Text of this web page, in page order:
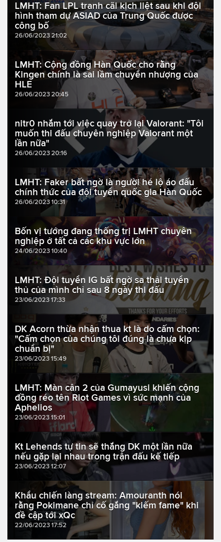
LMHT: Fan LPL tranh cãi kịch liệt sau khi đội
hình tham dự ASIAD của Trung Quốc được
công bố
26/06/2023 21:02
LMHT: Cộng đồng Hàn Quốc cho rằng
Kingen chính là sai lầm chuyển nhượng của
HLE
26/06/2023 20:45
nitr0 nhắm tới việc quay trở lại Valorant: "Tôi
muốn thi đấu chuyên nghiệp Valorant một
lần nữa"
26/06/2023 20:16
LMHT: Faker bất ngờ là người hé lộ áo đấu
chính thức của đội tuyển quốc gia Hàn Quốc
26/06/2023 10:31
Bốn vị tướng đang thống trị LMHT chuyên
nghiệp ở tất cả các khu vực lớn
24/06/2023 10:40
LMHT: Đội tuyển IG bất ngờ sa thải tuyển
thủ của mình chỉ sau 8 ngày thi đấu
23/06/2023 17:33
DK Acorn thừa nhận thua kt là do cấm chọn:
"Cấm chọn của chúng tôi đúng là chưa kịp
chuẩn bị"
23/06/2023 15:49
LMHT: Màn cân 2 của Gumayusi khiến cộng
đồng réo tên Riot Games vì sức mạnh của
Aphelios
23/06/2023 15:01
Kt Lehends tự tin sẽ thắng DK một lần nữa
nếu gặp lại nhau trong trận đấu kế tiếp
23/06/2023 12:07
Khẩu chiến làng stream: Amouranth nói
rằng Pokimane chỉ cố gắng "kiếm fame" khi
đề cập tới xQc
22/06/2023 17:52